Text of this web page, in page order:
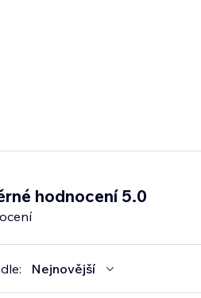
hodnocení 5.0
Nejnovější